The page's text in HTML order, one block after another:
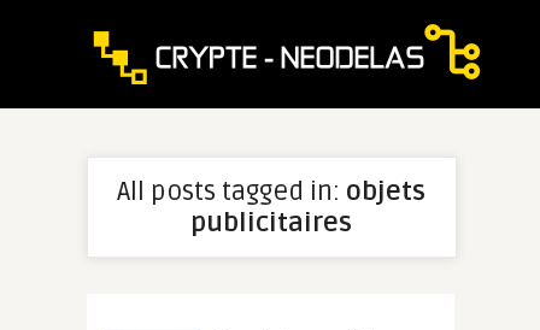
All posts tagged in: objets
publicitaires